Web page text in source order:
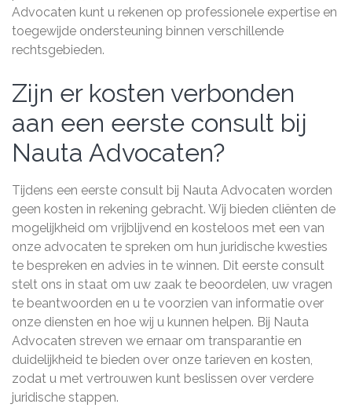
Advocaten kunt u rekenen op professionele expertise en
toegewijde ondersteuning binnen verschillende
rechtsgebieden.
Zijn er kosten verbonden
aan een eerste consult bij
Nauta Advocaten?
Tijdens een eerste consult bij Nauta Advocaten worden
geen kosten in rekening gebracht. Wij bieden cliënten de
mogelijkheid om vrijblijvend en kosteloos met een van
onze advocaten te spreken om hun juridische kwesties
te bespreken en advies in te winnen. Dit eerste consult
stelt ons in staat om uw zaak te beoordelen, uw vragen
te beantwoorden en u te voorzien van informatie over
onze diensten en hoe wij u kunnen helpen. Bij Nauta
Advocaten streven we ernaar om transparantie en
duidelijkheid te bieden over onze tarieven en kosten,
zodat u met vertrouwen kunt beslissen over verdere
juridische stappen.